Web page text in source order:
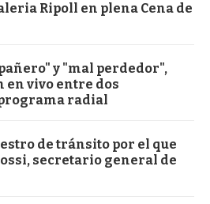
Ripoll en plena Cena de
y "mal perdedor",
vivo entre dos
radial
de tránsito por el que
secretario general de